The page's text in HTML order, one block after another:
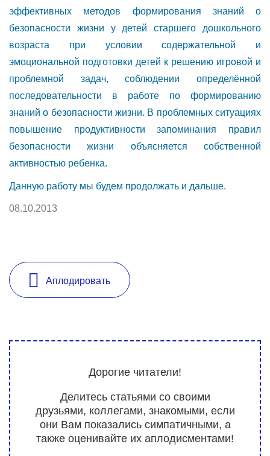
эффективных методов формирования знаний о
безопасности жизни у детей старшего дошкольного
возраста при условии содержательной и
эмоциональной подготовки детей к решению игровой и
проблемной задач, соблюдении определённой
последовательности в работе по формированию
знаний о безопасности жизни. В проблемных ситуациях
повышение продуктивности запоминания правил
безопасности жизни объясняется собственной
активностью ребенка.
Данную работу мы будем продолжать и дальше.
08.10.2013
Аплодировать
Дорогие читатели!
Делитесь статьями со своими
друзьями, коллегами, знакомыми, если
они Вам показались симпатичными, а
также оценивайте их аплодисментами!